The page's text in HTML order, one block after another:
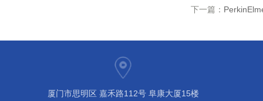
下一篇：
厦门市思明区 嘉禾路112号 阜康大厦15楼